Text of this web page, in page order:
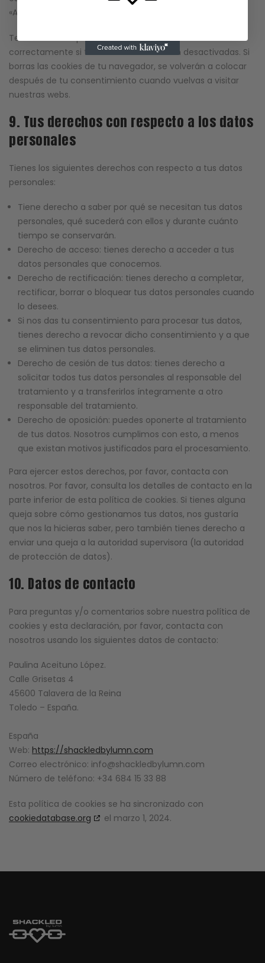
«Ayuda» de tu navegador.
Ten en cuenta que nuestra web puede no funcionar
correctamente si todas las cookies están desactivadas. Si
borras las cookies de tu navegador, se volverán a colocar
después de tu consentimiento cuando vuelvas a visitar
nuestras webs.
9. Tus derechos con respecto a los datos
personales
Tienes los siguientes derechos con respecto a tus datos
personales:
Tiene derecho a saber por qué se necesitan tus datos
personales, qué sucederá con ellos y durante cuánto
tiempo se conservarán.
Derecho de acceso: tienes derecho a acceder a tus
datos personales que conocemos.
Derecho de rectificación: tienes derecho a completar,
rectificar, borrar o bloquear tus datos personales cuando
lo desees.
Si nos das tu consentimiento para procesar tus datos,
tienes derecho a revocar dicho consentimiento y a que
se eliminen tus datos personales.
Derecho de cesión de tus datos: tienes derecho a
solicitar todos tus datos personales al responsable del
tratamiento y a transferirlos íntegramente a otro
responsable del tratamiento.
Derecho de oposición: puedes oponerte al tratamiento
de tus datos. Nosotros cumplimos con esto, a menos
que existan motivos justificados para el procesamiento.
Para ejercer estos derechos, por favor, contacta con
nosotros. Por favor, consulta los detalles de contacto en la
parte inferior de esta política de cookies. Si tienes alguna
queja sobre cómo gestionamos tus datos, nos gustaría
que nos la hicieras saber, pero también tienes derecho a
enviar una queja a la autoridad supervisora (la autoridad
de protección de datos).
10. Datos de contacto
Para preguntas y/o comentarios sobre nuestra política de
cookies y esta declaración, por favor, contacta con
nosotros usando los siguientes datos de contacto:
Paulina Aceituno López.
Calle Grisetas 4
45600 Talavera de la Reina
Toledo – España.
España
Web: https://shackledbylumn.com
Correo electrónico: info@shackledbylumn.com
Número de teléfono: +34 684 15 33 88
Esta política de cookies se ha sincronizado con
cookiedatabase.org
el marzo 1, 2024.